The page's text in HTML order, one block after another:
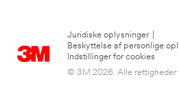
Juridiske oplysninger
Beskyttelse af personlige
Indstillinger for cookies
© 3M 2026. Alle rettigheder